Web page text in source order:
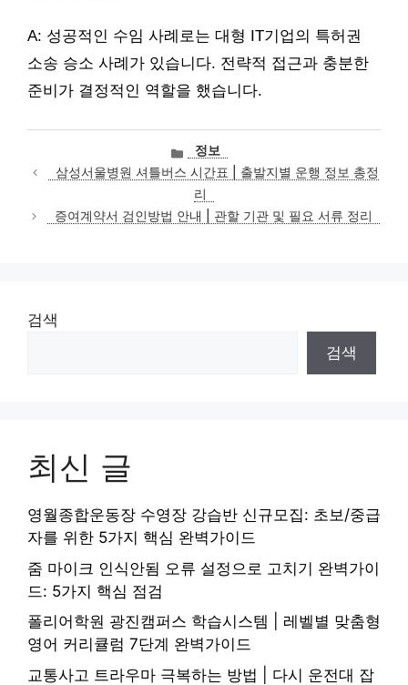
A: 성공적인 수임 사례로는 대형 IT기업의 특허권
소송 승소 사례가 있습니다. 전략적 접근과 충분한
준비가 결정적인 역할을 했습니다.
카
테
고
리
정보
삼성서울병원 셔틀버스 시간표 | 출발지별 운행 정보 총정
리
증여계약서 검인방법 안내 | 관할 기관 및 필요 서류 정리
검색
검색
최신 글
영월종합운동장 수영장 강습반 신규모집: 초보/중급
자를 위한 5가지 핵심 완벽가이드
줌 마이크 인식안됨 오류 설정으로 고치기 완벽가이
드: 5가지 핵심 점검
폴리어학원 광진캠퍼스 학습시스템 | 레벨별 맞춤형
영어 커리큘럼 7단계 완벽가이드
교통사고 트라우마 극복하는 방법 | 다시 운전대 잡